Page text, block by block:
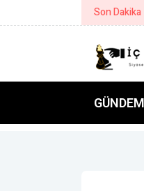
Son Dakika
GÜNDEM